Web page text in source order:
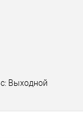
Выходной